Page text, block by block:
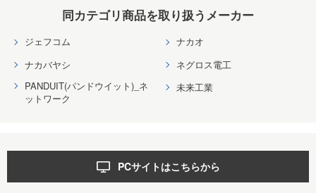
同カテゴリ商品を取り扱うメーカー
ジェフコム
ナカオ
ナカバヤシ
ネグロス電工
PANDUIT(パンドウイット)_ネ
ットワーク
未来工業
PCサイトはこちらから